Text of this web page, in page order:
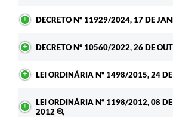
DECRETO Nº 11929/2024, 17 DE
DECRETO Nº 10560/2022, 26 DE
LEI ORDINÁRIA Nº 1498/2015, 24
LEI ORDINÁRIA Nº 1198/2012, 08 DE
2012